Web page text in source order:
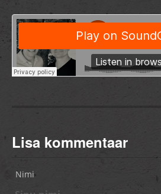
Lisa kommentaar
Nimi